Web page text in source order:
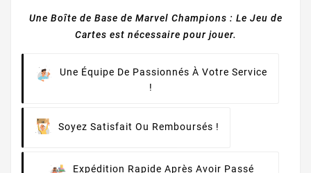
Une Boîte de Base de Marvel Champions : Le Jeu de
Cartes est nécessaire pour jouer.
Une Équipe De Passionnés À Votre Service
!
Soyez Satisfait Ou Remboursés !
Expédition Rapide Après Avoir Passé